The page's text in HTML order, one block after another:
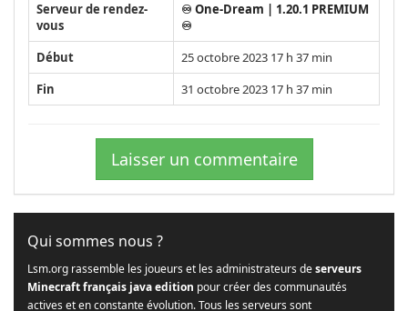
Serveur de rendez-
vous
♾️ One-Dream | 1.20.1 PREMIUM
♾️
Début
25 octobre 2023 17 h 37 min
Fin
31 octobre 2023 17 h 37 min
Laisser un commentaire
Qui sommes nous ?
Lsm.org rassemble les joueurs et les administrateurs deserveurs
Minecraft français java edition pour créer des communautés
actives et en constante évolution. Tous les serveurs sont